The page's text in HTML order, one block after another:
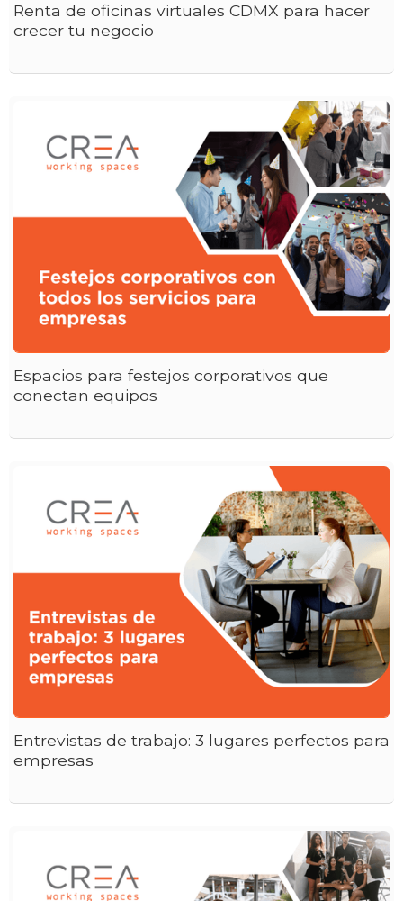
Renta de oficinas virtuales CDMX para hacer
crecer tu negocio
Espacios para festejos corporativos que
conectan equipos
Entrevistas de trabajo: 3 lugares perfectos para
empresas